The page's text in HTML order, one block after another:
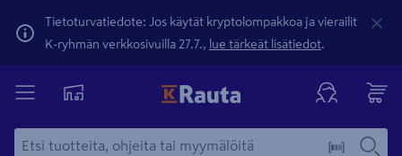
Tietoturvatiedote: Jos käytät kryptolompakkoa ja vierailit
K-ryhmän verkkosivuilla 27.7., lue tärkeät lisätiedot.